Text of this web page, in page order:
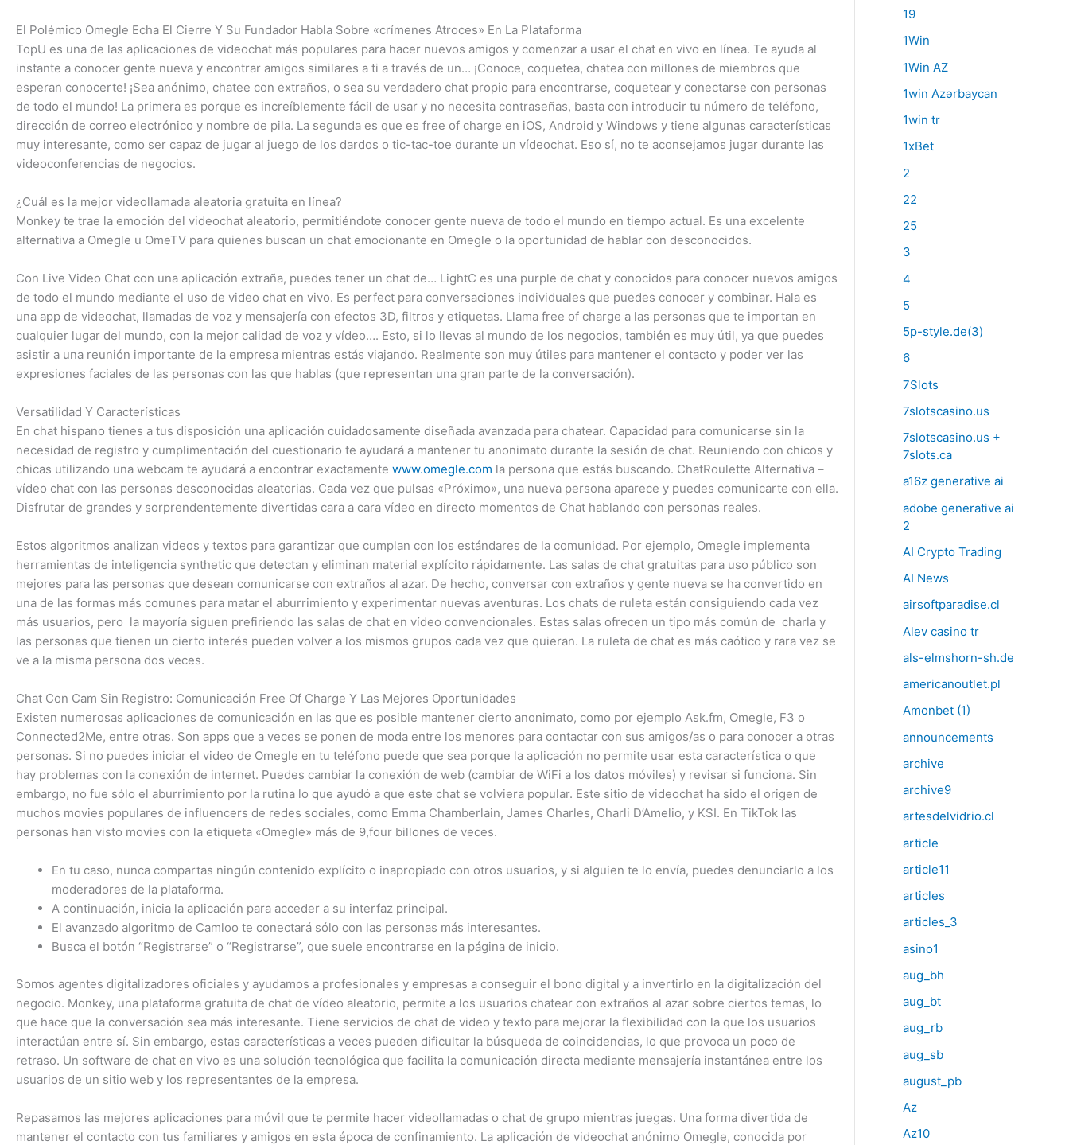
El Polémico Omegle Echa El Cierre Y Su Fundador Habla Sobre «crímenes Atroces» En La Plataforma
TopU es una de las aplicaciones de videochat más populares para hacer nuevos amigos y comenzar a usar el chat en vivo en línea. Te ayuda al
instante a conocer gente nueva y encontrar amigos similares a ti a través de un… ¡Conoce, coquetea, chatea con millones de miembros que
esperan conocerte! ¡Sea anónimo, chatee con extraños, o sea su verdadero chat propio para encontrarse, coquetear y conectarse con personas
de todo el mundo! La primera es porque es increíblemente fácil de usar y no necesita contraseñas, basta con introducir tu número de teléfono,
dirección de correo electrónico y nombre de pila. La segunda es que es free of charge en iOS, Android y Windows y tiene algunas características
muy interesante, como ser capaz de jugar al juego de los dardos o tic-tac-toe durante un vídeochat. Eso sí, no te aconsejamos jugar durante las
videoconferencias de negocios.
¿Cuál es la mejor videollamada aleatoria gratuita en línea?
Monkey te trae la emoción del videochat aleatorio, permitiéndote conocer gente nueva de todo el mundo en tiempo actual. Es una excelente
alternativa a Omegle u OmeTV para quienes buscan un chat emocionante en Omegle o la oportunidad de hablar con desconocidos.
Con Live Video Chat con una aplicación extraña, puedes tener un chat de… LightC es una purple de chat y conocidos para conocer nuevos amigos
de todo el mundo mediante el uso de video chat en vivo. Es perfect para conversaciones individuales que puedes conocer y combinar. Hala es
una app de videochat, llamadas de voz y mensajería con efectos 3D, filtros y etiquetas. Llama free of charge a las personas que te importan en
cualquier lugar del mundo, con la mejor calidad de voz y vídeo…. Esto, si lo llevas al mundo de los negocios, también es muy útil, ya que puedes
asistir a una reunión importante de la empresa mientras estás viajando. Realmente son muy útiles para mantener el contacto y poder ver las
expresiones faciales de las personas con las que hablas (que representan una gran parte de la conversación).
Versatilidad Y Características
En chat hispano tienes a tus disposición una aplicación cuidadosamente diseñada avanzada para chatear. Capacidad para comunicarse sin la
necesidad de registro y cumplimentación del cuestionario te ayudará a mantener tu anonimato durante la sesión de chat. Reuniendo con chicos y
chicas utilizando una webcam te ayudará a encontrar exactamente www.omegle.com la persona que estás buscando. ChatRoulette Alternativa –
vídeo chat con las personas desconocidas aleatorias. Cada vez que pulsas «Próximo», una nueva persona aparece y puedes comunicarte con ella.
Disfrutar de grandes y sorprendentemente divertidas cara a cara vídeo en directo momentos de Chat hablando con personas reales.
Estos algoritmos analizan videos y textos para garantizar que cumplan con los estándares de la comunidad. Por ejemplo, Omegle implementa
herramientas de inteligencia synthetic que detectan y eliminan material explícito rápidamente. Las salas de chat gratuitas para uso público son
mejores para las personas que desean comunicarse con extraños al azar. De hecho, conversar con extraños y gente nueva se ha convertido en
una de las formas más comunes para matar el aburrimiento y experimentar nuevas aventuras. Los chats de ruleta están consiguiendo cada vez
más usuarios, pero la mayoría siguen prefiriendo las salas de chat en vídeo convencionales. Estas salas ofrecen un tipo más común de charla y
las personas que tienen un cierto interés pueden volver a los mismos grupos cada vez que quieran. La ruleta de chat es más caótico y rara vez se
ve a la misma persona dos veces.
Chat Con Cam Sin Registro: Comunicación Free Of Charge Y Las Mejores Oportunidades
Existen numerosas aplicaciones de comunicación en las que es posible mantener cierto anonimato, como por ejemplo Ask.fm, Omegle, F3 o
Connected2Me, entre otras. Son apps que a veces se ponen de moda entre los menores para contactar con sus amigos/as o para conocer a otras
personas. Si no puedes iniciar el video de Omegle en tu teléfono puede que sea porque la aplicación no permite usar esta característica o que
hay problemas con la conexión de internet. Puedes cambiar la conexión de web (cambiar de WiFi a los datos móviles) y revisar si funciona. Sin
embargo, no fue sólo el aburrimiento por la rutina lo que ayudó a que este chat se volviera popular. Este sitio de videochat ha sido el origen de
muchos movies populares de influencers de redes sociales, como Emma Chamberlain, James Charles, Charli D’Amelio, y KSI. En TikTok las
personas han visto movies con la etiqueta «Omegle» más de 9,four billones de veces.
En tu caso, nunca compartas ningún contenido explícito o inapropiado con otros usuarios, y si alguien te lo envía, puedes denunciarlo a los
moderadores de la plataforma.
A continuación, inicia la aplicación para acceder a su interfaz principal.
El avanzado algoritmo de Camloo te conectará sólo con las personas más interesantes.
Busca el botón “Registrarse” o “Registrarse”, que suele encontrarse en la página de inicio.
Somos agentes digitalizadores oficiales y ayudamos a profesionales y empresas a conseguir el bono digital y a invertirlo en la digitalización del
negocio. Monkey, una plataforma gratuita de chat de vídeo aleatorio, permite a los usuarios chatear con extraños al azar sobre ciertos temas, lo
que hace que la conversación sea más interesante. Tiene servicios de chat de video y texto para mejorar la flexibilidad con la que los usuarios
interactúan entre sí. Sin embargo, estas características a veces pueden dificultar la búsqueda de coincidencias, lo que provoca un poco de
retraso. Un software de chat en vivo es una solución tecnológica que facilita la comunicación directa mediante mensajería instantánea entre los
usuarios de un sitio web y los representantes de la empresa.
Repasamos las mejores aplicaciones para móvil que te permite hacer videollamadas o chat de grupo mientras juegas. Una forma divertida de
mantener el contacto con tus familiares y amigos en esta época de confinamiento. La aplicación de videochat anónimo Omegle, conocida por
19
1Win
1Win AZ
1win Azərbaycan
1win tr
1xBet
2
22
25
3
4
5
5p-style.de(3)
6
7Slots
7slotscasino.us
7slotscasino.us +
7slots.ca
a16z generative ai
adobe generative ai
2
AI Crypto Trading
AI News
airsoftparadise.cl
Alev casino tr
als-elmshorn-sh.de
americanoutlet.pl
Amonbet (1)
announcements
archive
archive9
artesdelvidrio.cl
article
article11
articles
articles_3
asino1
aug_bh
aug_bt
aug_rb
aug_sb
august_pb
Az
Az10